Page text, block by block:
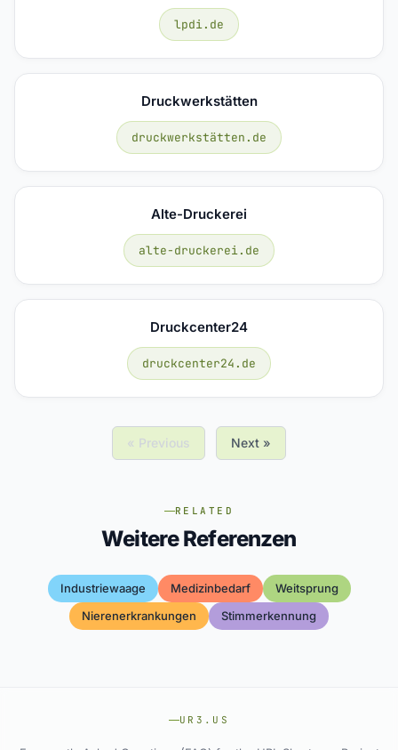
lpdi.de
Druckwerkstätten
druckwerkstätten.de
Alte-Druckerei
alte-druckerei.de
Druckcenter24
druckcenter24.de
« Previous Next »
RELATED
Weitere Referenzen
Industriewaage Medizinbedarf
Weitsprung
Nierenerkrankungen
Stimmerkennung
UR3.US